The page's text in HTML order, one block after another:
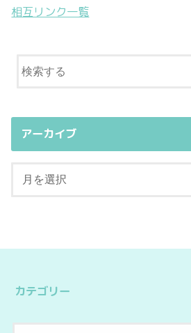
相互リンク一覧
アーカイブ
カテゴリー